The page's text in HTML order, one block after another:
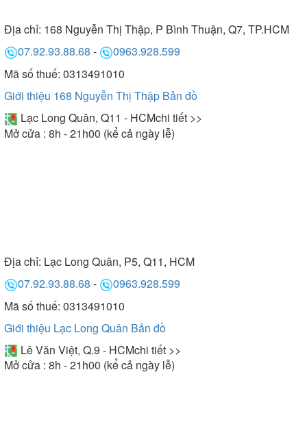
Địa chỉ: 168 Nguyễn Thị Thập, P Bình Thuận, Q7, TP.HCM
07.92.93.88.68 -
0963.928.599
Mã số thuế: 0313491010
Giới thiệu 168 Nguyễn Thị Thập Bản đồ
Lạc Long Quân, Q11 - HCMchi tiết >>
Mở cửa : 8h - 21h00 (kể cả ngày lễ)
Địa chỉ: Lạc Long Quân, P5, Q11, HCM
07.92.93.88.68 -
0963.928.599
Mã số thuế: 0313491010
Giới thiệu Lạc Long Quân Bản đồ
Lê Văn Việt, Q.9 - HCMchi tiết >>
Mở cửa : 8h - 21h00 (kể cả ngày lễ)